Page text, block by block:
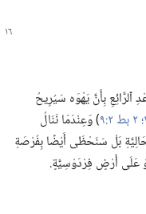
ٱلرَّائِعِ بِأَنَّ يَهْوَه سَيُرِيحُ
‏)‏ وَعِنْدَمَا نَنَالُ
بَلْ سَنَحْظَى أَيْضًا بِفُرْصَةِ
عَلَى أَرْضٍ فِرْدَوْسِيَّةٍ.‏